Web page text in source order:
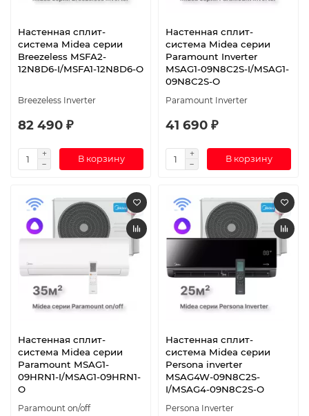
Настенная сплит-
система Midea серии
Breezeless MSFA2-
12N8D6-I/MSFA1-12N8D6-O
Breezeless Inverter
82 490 ₽
В корзину
Настенная сплит-
система Midea серии
Paramount Inverter
MSAG1-09N8C2S-I/MSAG1-
09N8C2S-O
Paramount Inverter
41 690 ₽
В корзину
Настенная сплит-
система Midea серии
Paramount MSAG1-
09HRN1-I/MSAG1-09HRN1-
O
Paramount on/off
Настенная сплит-
система Midea серии
Persona inverter
MSAG4W-09N8C2S-
I/MSAG4-09N8C2S-O
Persona Inverter